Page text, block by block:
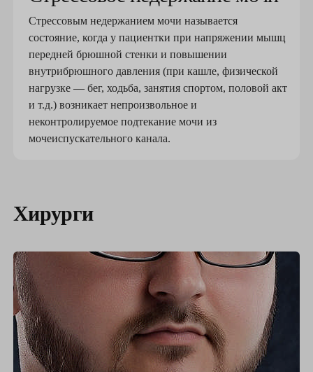
Стрессовым недержанием мочи называется
состояние, когда у пациентки при напряжении мышц
передней брюшной стенки и повышении
внутрибрюшного давления (при кашле, физической
нагрузке — бег, ходьба, занятия спортом, половой акт
и т.д.) возникает непроизвольное и
неконтролируемое подтекание мочи из
мочеиспускательного канала.
Хирурги